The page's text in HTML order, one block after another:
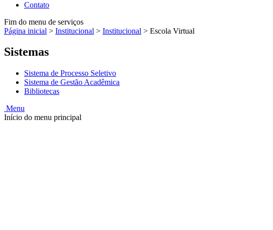
Contato
Fim do menu de serviços
Página inicial > Institucional > Institucional > Escola Virtual
Sistemas
Sistema de Processo Seletivo
Sistema de Gestão Acadêmica
Bibliotecas
Menu
Início do menu principal